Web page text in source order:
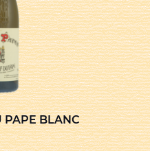
PAPE BLANC